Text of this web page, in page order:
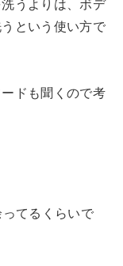
うよりは、ボデ
という使い方で
ドも聞くので考
てるくらいで